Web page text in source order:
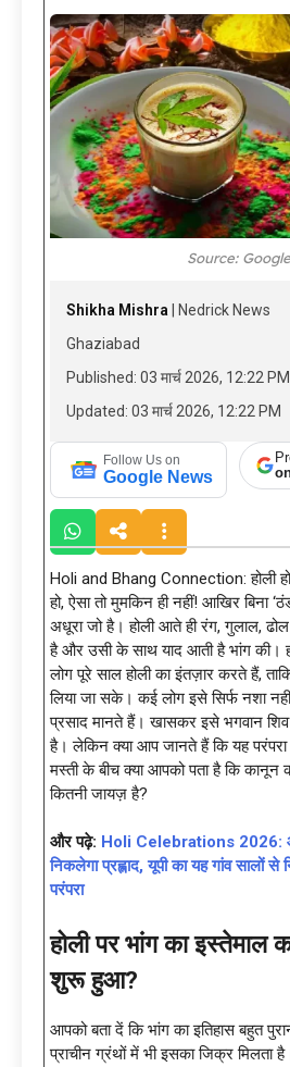
Source: Google
Shikha Mishra | Nedrick News
Ghaziabad
Published: 03 मार्च 2026, 12:22 PM
Updated: 03 मार्च 2026, 12:22 PM
Follow Us on
Google News
Holi and Bhang Connection: होली
हो, ऐसा तो मुमकिन ही नहीं! आखिर बिना
अधूरा जो है। होली आते ही रंग, गुलाल, ढोल
है और उसी के साथ याद आती है भांग की।
लोग पूरे साल होली का इंतज़ार करते हैं,
लिया जा सके। कई लोग इसे सिर्फ नशा
प्रसाद मानते हैं। खासकर इसे भगवान
है। लेकिन क्या आप जानते हैं कि यह
मस्ती के बीच क्या आपको पता है कि कानून
कितनी जायज़ है?
और पढ़े: Holi Celebrations 2026:
निकलेगा प्रह्लाद, यूपी का यह गांव सालों से
परंपरा
होली पर भांग का
शुरू हुआ?
आपको बता दें कि भांग का इतिहास बहुत
प्राचीन ग्रंथों में भी इसका जिक्र मिलता